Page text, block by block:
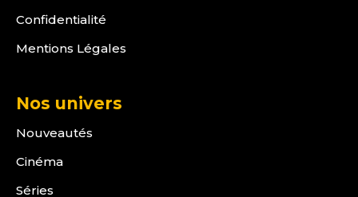
Confidentialité
Mentions Légales
Nos univers
Nouveautés
Cinéma
Séries